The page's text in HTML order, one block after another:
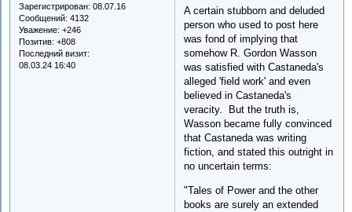
Зарегистрирован: 08.07.16
Сообщений: 4132
Уважение: +246
Позитив: +808
Последний визит:
08.03.24 16:40
A certain stubborn and deluded
person who used to post here
was fond of implying that
somehow R. Gordon Wasson
was satisfied with Castaneda's
alleged 'field work' and even
believed in Castaneda's
veracity. But the truth is,
Wasson became fully convinced
that Castaneda was writing
fiction, and stated this outright in
no uncertain terms:
"Tales of Power and the other
books are surely an extended